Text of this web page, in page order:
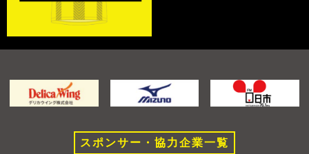
スポンサー・協力企業一覧